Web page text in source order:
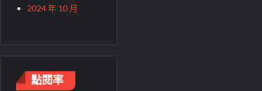
2024 年 10 月
點閱率